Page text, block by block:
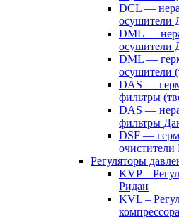
DCL —
осушители
DML —
осушители
DML —
осушители
DAS —
фильтры
DAS —
фильтры
DSF —
очистители
Регуляторы
KVP –
Ридан
KVL –